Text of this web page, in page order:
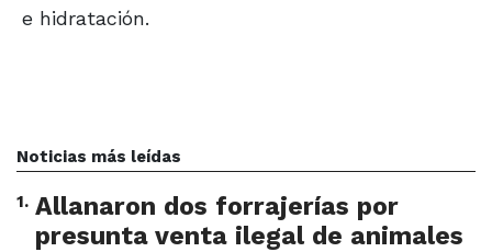
e hidratación.
Noticias más leídas
1. Allanaron dos forrajerías por
presunta venta ilegal de animales